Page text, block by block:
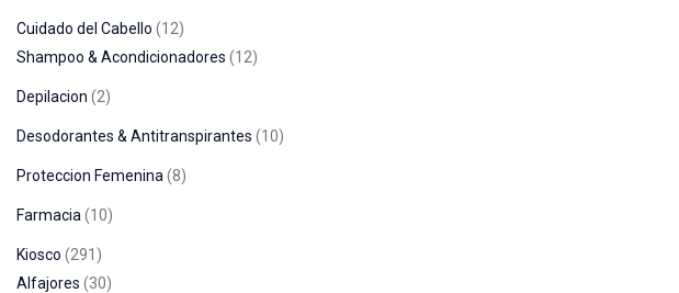
Cuidado del Cabello
12
Shampoo & Acondicionadores
12
Depilacion 2
Desodorantes & Antitranspirantes 10
Proteccion Femenina 8
Farmacia 10
Kiosco
291
Alfajores
30